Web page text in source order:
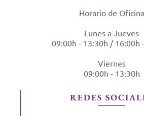
Horario de Oficina
Lunes a Jueves
09:00h - 13:30h / 16:00h
Viernes
09:00h - 13:30h
REDES